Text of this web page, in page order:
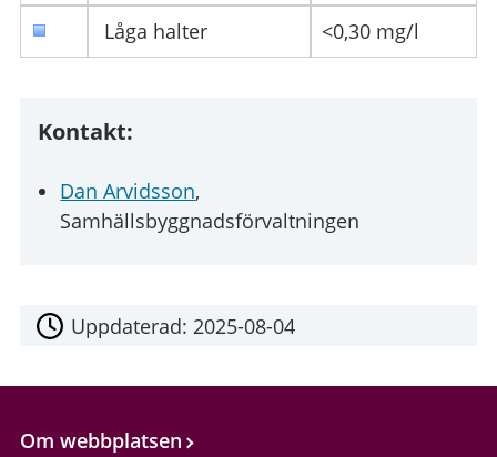
Låga halter
<0,30 mg/l
Kontakt:
Dan Arvidsson,
Samhällsbyggnadsförvaltningen
Uppdaterad: 2025-08-04
Om webbplatsen